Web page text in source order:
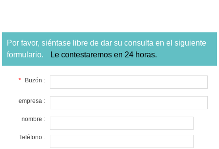
Por favor, siéntase libre de dar su consulta en el siguiente
formulario.
Le contestaremos en 24 horas.
* Buzón :
empresa :
nombre :
Teléfono :